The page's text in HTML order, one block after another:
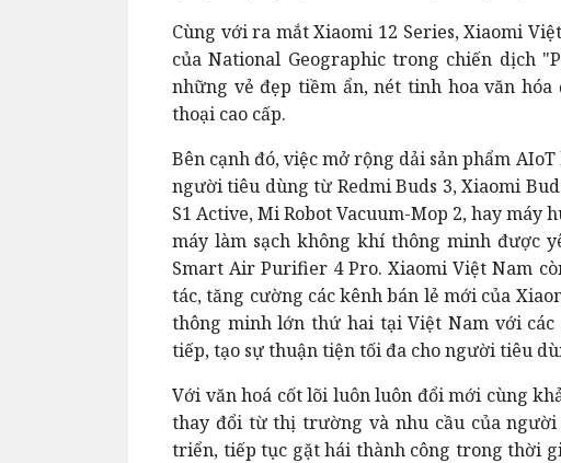
Cùng với ra mắt Xiaomi 12 Series, Xiaomi
của National Geographic trong chiến dịch
những vẻ đẹp tiềm ẩn, nét tinh hoa văn
thoại cao cấp.
Bên cạnh đó, việc mở rộng dải sản phẩm
người tiêu dùng từ Redmi Buds 3, Xiaomi
S1 Active, Mi Robot Vacuum-Mop 2, hay máy
máy làm sạch không khí thông minh được
Smart Air Purifier 4 Pro. Xiaomi Việt Nam
tác, tăng cường các kênh bán lẻ mới của
thông minh lớn thứ hai tại Việt Nam với
tiếp, tạo sự thuận tiện tối đa cho người tiêu
Với văn hoá cốt lõi luôn luôn đổi mới cùng
thay đổi từ thị trường và nhu cầu của
triển, tiếp tục gặt hái thành công trong thời